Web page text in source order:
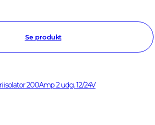
Se produkt
200Amp 2 udg. 12/24V